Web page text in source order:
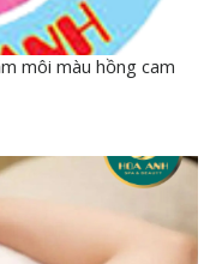
môi màu hồng cam